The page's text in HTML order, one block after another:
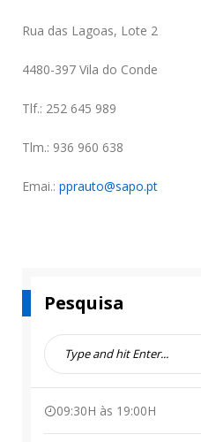
Rua das Lagoas, Lote 2
4480-397 Vila do Conde
Tlf.: 252 645 989
Tlm.: 936 960 638
Emai.: pprauto@sapo.pt
Pesquisa
S
e
c
h
09:30H às 19:00H